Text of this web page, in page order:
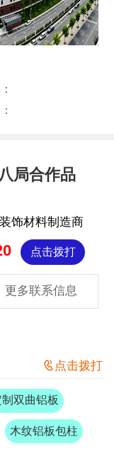
局合作品
饰材料制造商
点击拨打
更多联系信息
 点击拨打
双曲铝板
木纹铝板包柱